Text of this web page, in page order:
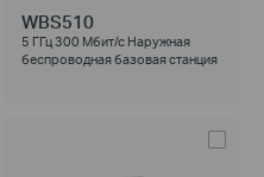
WBS510
5 ГГц 300 Мбит/с Наружная
беспроводная базовая станция